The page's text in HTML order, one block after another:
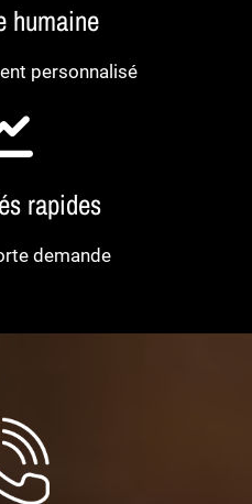
humaine
personnalisé
rapides
demande